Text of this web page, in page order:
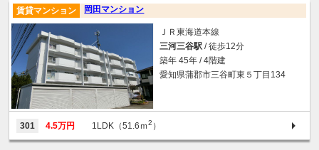
岡田マンション
賃貸マンション
ＪＲ東海道本線
三河三谷駅 / 徒歩12分
築年 45年 / 4階建
愛知県蒲郡市三谷町東５丁目134
301 4.5万円 1LDK（51.6ｍ2 ）